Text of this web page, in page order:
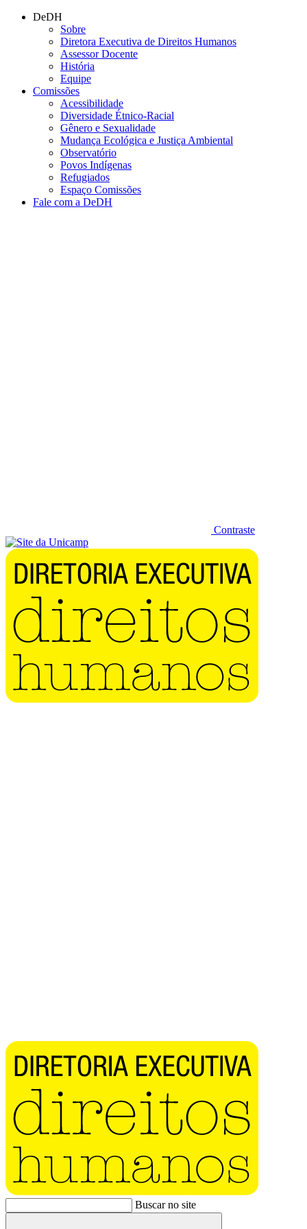
Conteúdo principal
DeDH
Sobre
Diretora Executiva de Direitos Humanos
Assessor Docente
História
Equipe
Comissões
Acessibilidade
Diversidade Étnico-Racial
Gênero e Sexualidade
Mudança Ecológica e Justiça Ambiental
Observatório
Povos Indígenas
Refugiados
Espaço Comissões
Fale com a DeDH
Contraste
Buscar no site